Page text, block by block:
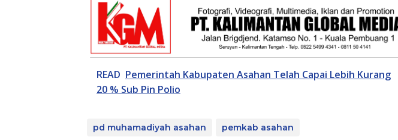
READ Pemerintah Kabupaten Asahan Telah Capai Lebih Kurang
20 % Sub Pin Polio
pd muhamadiyah asahan pemkab asahan